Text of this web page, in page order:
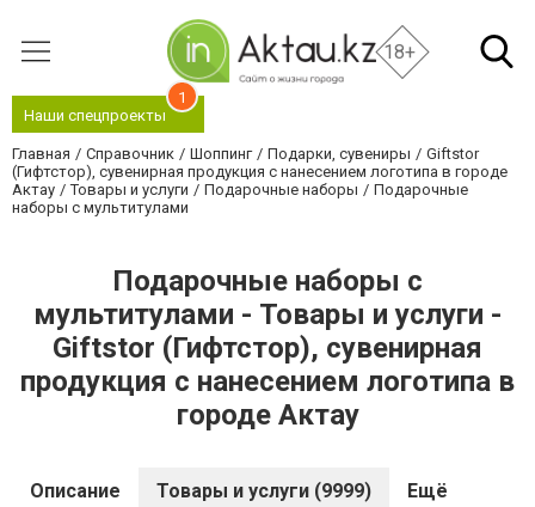
18+
Наши спецпроекты
1
Главная Справочник Шоппинг Подарки, сувениры
Giftstor
(Гифтстор), сувенирная продукция с нанесением логотипа в городе
Актау
Товары и услуги Подарочные наборы
Подарочные
наборы с мультитулами
Подарочные наборы с
мультитулами - Товары и услуги -
Giftstor (Гифтстор), сувенирная
продукция с нанесением логотипа в
городе Актау
Описание Товары и услуги (9999) Ещё